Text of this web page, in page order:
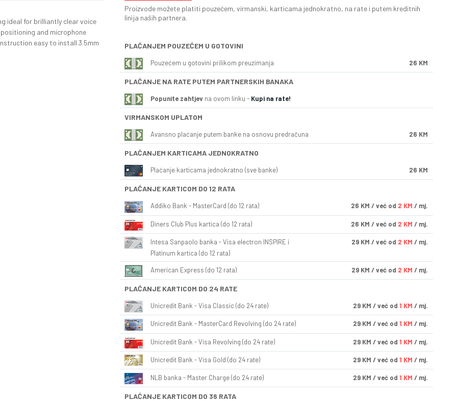
ideal for brilliantly clear voice
and microphone
easy to install 3.5mm
Proizvode možete platiti pouzećem, virmanski, karticama jednokratno, na rate i putem kreditnih
linija naših partnera.
PLAĆANJEM POUZEĆEM U GOTOVINI
Pouzećem u gotovini prilikom preuzimanja 26 KM
PLAĆANJE NA RATE PUTEM PARTNERSKIH BANAKA
Popunite zahtjev na ovom linku - Kupi na rate!
VIRMANSKOM UPLATOM
Avansno plaćanje putem banke na osnovu predračuna 26 KM
PLAĆANJEM KARTICAMA JEDNOKRATNO
Plaćanje karticama jednokratno (sve banke) 26 KM
PLAĆANJE KARTICOM DO 12 RATA
Addiko Bank - MasterCard (do 12 rata) 26 KM / već od 2 KM / mj.
Diners Club Plus kartica (do 12 rata) 26 KM / već od 2 KM / mj.
Intesa Sanpaolo banka - Visa electron INSPIRE i
Platinum kartica (do 12 rata)
29 KM / već od 2 KM / mj.
American Express (do 12 rata) 29 KM / već od 2 KM / mj.
PLAĆANJE KARTICOM DO 24 RATE
Unicredit Bank - Visa Classic (do 24 rate) 29 KM / već od 1 KM / mj.
Unicredit Bank - MasterCard Revolving (do 24 rate) 29 KM / već od 1 KM / mj.
Unicredit Bank - Visa Revolving (do 24 rate) 29 KM / već od 1 KM / mj.
Unicredit Bank - Visa Gold (do 24 rate) 29 KM / već od 1 KM / mj.
NLB banka - Master Charge (do 24 rate) 29 KM / već od 1 KM / mj.
PLAĆANJE KARTICOM DO 36 RATA